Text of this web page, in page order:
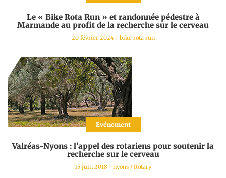
Le « Bike Rota Run » et randonnée pédestre à
Marmande au profit de la recherche sur le cerveau
20 février 2024| bike rota run
Evénement
Valréas-Nyons : l’appel des rotariens pour soutenir la
recherche sur le cerveau
15 juin 2018 | nyons / Rotary